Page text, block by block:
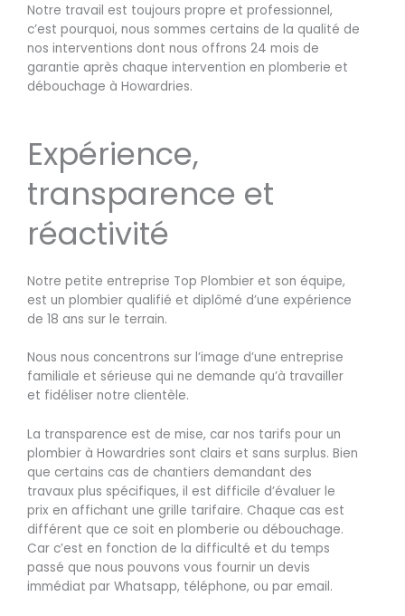
Notre travail est toujours propre et professionnel,
c’est pourquoi, nous sommes certains de la qualité de
nos interventions dont nous offrons 24 mois de
garantie après chaque intervention en plomberie et
débouchage à Howardries.
Expérience,
transparence et
réactivité
Notre petite entreprise Top Plombier et son équipe,
est un plombier qualifié et diplômé d’une expérience
de 18 ans sur le terrain.
Nous nous concentrons sur l’image d’une entreprise
familiale et sérieuse qui ne demande qu’à travailler
et fidéliser notre clientèle.
La transparence est de mise, car nos tarifs pour un
plombier à Howardries sont clairs et sans surplus. Bien
que certains cas de chantiers demandant des
travaux plus spécifiques, il est difficile d’évaluer le
prix en affichant une grille tarifaire. Chaque cas est
différent que ce soit en plomberie ou débouchage.
Car c’est en fonction de la difficulté et du temps
passé que nous pouvons vous fournir un devis
immédiat par Whatsapp, téléphone, ou par email.